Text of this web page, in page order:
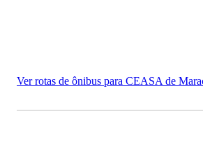
Ver rotas de ônibus para CEASA de